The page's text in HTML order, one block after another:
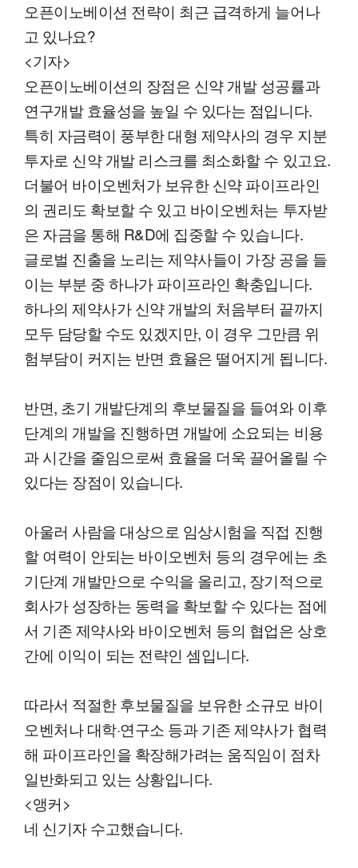
오픈이노베이션 전략이 최근 급격하게 늘어나
고 있나요?
<기자>
오픈이노베이션의 장점은 신약 개발 성공률과
연구개발 효율성을 높일 수 있다는 점입니다.
특히 자금력이 풍부한 대형 제약사의 경우 지분
투자로 신약 개발 리스크를 최소화할 수 있고요.
더불어 바이오벤처가 보유한 신약 파이프라인
의 권리도 확보할 수 있고 바이오벤처는 투자받
은 자금을 통해 R&D에 집중할 수 있습니다.
글로벌 진출을 노리는 제약사들이 가장 공을 들
이는 부분 중 하나가 파이프라인 확충입니다.
하나의 제약사가 신약 개발의 처음부터 끝까지
모두 담당할 수도 있겠지만, 이 경우 그만큼 위
험부담이 커지는 반면 효율은 떨어지게 됩니다.
반면, 초기 개발단계의 후보물질을 들여와 이후
단계의 개발을 진행하면 개발에 소요되는 비용
과 시간을 줄임으로써 효율을 더욱 끌어올릴 수
있다는 장점이 있습니다.
아울러 사람을 대상으로 임상시험을 직접 진행
할 여력이 안되는 바이오벤처 등의 경우에는 초
기단계 개발만으로 수익을 올리고, 장기적으로
회사가 성장하는 동력을 확보할 수 있다는 점에
서 기존 제약사와 바이오벤처 등의 협업은 상호
간에 이익이 되는 전략인 셈입니다.
따라서 적절한 후보물질을 보유한 소규모 바이
오벤처나 대학·연구소 등과 기존 제약사가 협력
해 파이프라인을 확장해가려는 움직임이 점차
일반화되고 있는 상황입니다.
<앵커>
네 신기자 수고했습니다.